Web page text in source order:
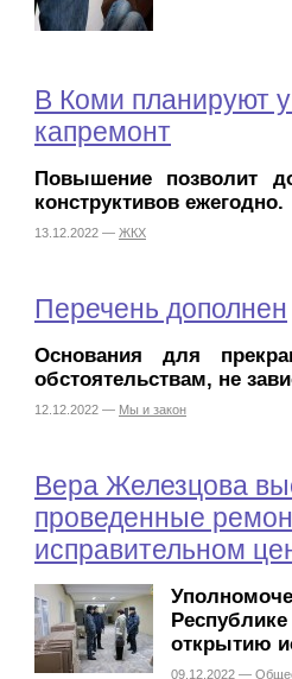
В Коми планируют
капремонт
Повышение позволит
конструктивов ежегодно.
13.12.2022 — ЖКХ
Перечень дополнен
Основания для
обстоятельствам, не
12.12.2022 — Мы и закон
Вера Железцова
проведенные
исправительном
открытию
09.12.2022 —